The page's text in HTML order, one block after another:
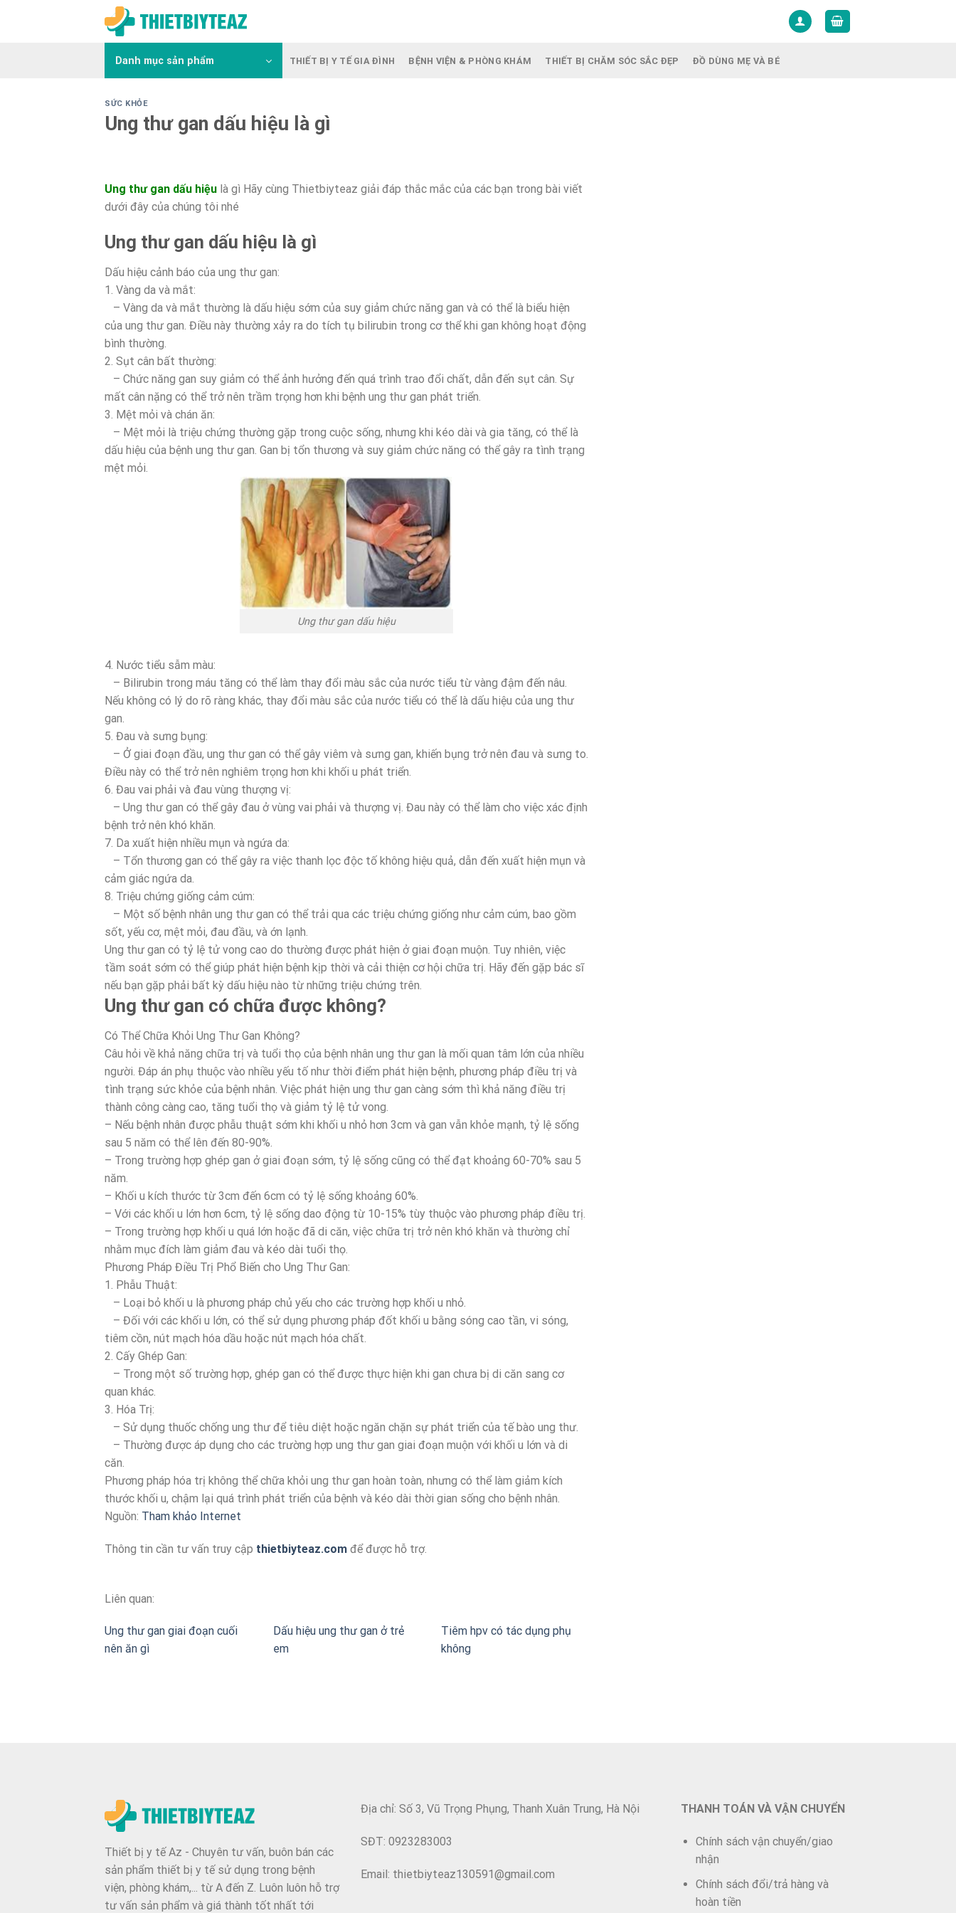
Danh mục sản phẩm THIẾT BỊ Y TẾ GIA ĐÌNH BỆNH VIỆN & PHÒNG KHÁM THIẾT BỊ CHĂM SÓC SẮC ĐẸP ĐỒ DÙNG MẸ VÀ BÉ
SỨC KHỎE
Ung thư gan dấu hiệu là gì
Ung thư gan dấu hiệu là gì Hãy cùng Thietbiyteaz giải đáp thắc mắc của các bạn trong bài viết
dưới đây của chúng tôi nhé
Ung thư gan dấu hiệu là gì
Dấu hiệu cảnh báo của ung thư gan:
1. Vàng da và mắt:
– Vàng da và mắt thường là dấu hiệu sớm của suy giảm chức năng gan và có thể là biểu hiện
của ung thư gan. Điều này thường xảy ra do tích tụ bilirubin trong cơ thể khi gan không hoạt động
bình thường.
2. Sụt cân bất thường:
– Chức năng gan suy giảm có thể ảnh hưởng đến quá trình trao đổi chất, dẫn đến sụt cân. Sự
mất cân nặng có thể trở nên trầm trọng hơn khi bệnh ung thư gan phát triển.
3. Mệt mỏi và chán ăn:
– Mệt mỏi là triệu chứng thường gặp trong cuộc sống, nhưng khi kéo dài và gia tăng, có thể là
dấu hiệu của bệnh ung thư gan. Gan bị tổn thương và suy giảm chức năng có thể gây ra tình trạng
mệt mỏi.
Ung thư gan dấu hiệu
4. Nước tiểu sẫm màu:
– Bilirubin trong máu tăng có thể làm thay đổi màu sắc của nước tiểu từ vàng đậm đến nâu.
Nếu không có lý do rõ ràng khác, thay đổi màu sắc của nước tiểu có thể là dấu hiệu của ung thư
gan.
5. Đau và sưng bụng:
– Ở giai đoạn đầu, ung thư gan có thể gây viêm và sưng gan, khiến bụng trở nên đau và sưng to.
Điều này có thể trở nên nghiêm trọng hơn khi khối u phát triển.
6. Đau vai phải và đau vùng thượng vị:
– Ung thư gan có thể gây đau ở vùng vai phải và thượng vị. Đau này có thể làm cho việc xác định
bệnh trở nên khó khăn.
7. Da xuất hiện nhiều mụn và ngứa da:
– Tổn thương gan có thể gây ra việc thanh lọc độc tố không hiệu quả, dẫn đến xuất hiện mụn và
cảm giác ngứa da.
8. Triệu chứng giống cảm cúm:
– Một số bệnh nhân ung thư gan có thể trải qua các triệu chứng giống như cảm cúm, bao gồm
sốt, yếu cơ, mệt mỏi, đau đầu, và ớn lạnh.
Ung thư gan có tỷ lệ tử vong cao do thường được phát hiện ở giai đoạn muộn. Tuy nhiên, việc
tầm soát sớm có thể giúp phát hiện bệnh kịp thời và cải thiện cơ hội chữa trị. Hãy đến gặp bác sĩ
nếu bạn gặp phải bất kỳ dấu hiệu nào từ những triệu chứng trên.
Ung thư gan có chữa được không?
Có Thể Chữa Khỏi Ung Thư Gan Không?
Câu hỏi về khả năng chữa trị và tuổi thọ của bệnh nhân ung thư gan là mối quan tâm lớn của nhiều
người. Đáp án phụ thuộc vào nhiều yếu tố như thời điểm phát hiện bệnh, phương pháp điều trị và
tình trạng sức khỏe của bệnh nhân. Việc phát hiện ung thư gan càng sớm thì khả năng điều trị
thành công càng cao, tăng tuổi thọ và giảm tỷ lệ tử vong.
– Nếu bệnh nhân được phẫu thuật sớm khi khối u nhỏ hơn 3cm và gan vẫn khỏe mạnh, tỷ lệ sống
sau 5 năm có thể lên đến 80-90%.
– Trong trường hợp ghép gan ở giai đoạn sớm, tỷ lệ sống cũng có thể đạt khoảng 60-70% sau 5
năm.
– Khối u kích thước từ 3cm đến 6cm có tỷ lệ sống khoảng 60%.
– Với các khối u lớn hơn 6cm, tỷ lệ sống dao động từ 10-15% tùy thuộc vào phương pháp điều trị.
– Trong trường hợp khối u quá lớn hoặc đã di căn, việc chữa trị trở nên khó khăn và thường chỉ
nhằm mục đích làm giảm đau và kéo dài tuổi thọ.
Phương Pháp Điều Trị Phổ Biến cho Ung Thư Gan:
1. Phẫu Thuật:
– Loại bỏ khối u là phương pháp chủ yếu cho các trường hợp khối u nhỏ.
– Đối với các khối u lớn, có thể sử dụng phương pháp đốt khối u bằng sóng cao tần, vi sóng,
tiêm cồn, nút mạch hóa dầu hoặc nút mạch hóa chất.
2. Cấy Ghép Gan:
– Trong một số trường hợp, ghép gan có thể được thực hiện khi gan chưa bị di căn sang cơ
quan khác.
3. Hóa Trị:
– Sử dụng thuốc chống ung thư để tiêu diệt hoặc ngăn chặn sự phát triển của tế bào ung thư.
– Thường được áp dụng cho các trường hợp ung thư gan giai đoạn muộn với khối u lớn và di
căn.
Phương pháp hóa trị không thể chữa khỏi ung thư gan hoàn toàn, nhưng có thể làm giảm kích
thước khối u, chậm lại quá trình phát triển của bệnh và kéo dài thời gian sống cho bệnh nhân.
Nguồn: Tham khảo Internet
Thông tin cần tư vấn truy cập thietbiyteaz.com để được hỗ trợ.
Liên quan:
Ung thư gan giai đoạn cuối
nên ăn gì
Dấu hiệu ung thư gan ở trẻ
em
Tiêm hpv có tác dụng phụ
không
Thiết bị y tế Az - Chuyên tư vấn, buôn bán các
sản phẩm thiết bị y tế sử dụng trong bệnh
viện, phòng khám,... từ A đến Z. Luôn luôn hỗ trợ
tư vấn sản phẩm và giá thành tốt nhất tới
Địa chỉ: Số 3, Vũ Trọng Phụng, Thanh Xuân Trung, Hà Nội
SĐT: 0923283003
Email: thietbiyteaz130591@gmail.com
THANH TOÁN VÀ VẬN CHUYỂN
Chính sách vận chuyển/giao
nhận
Chính sách đổi/trả hàng và
hoàn tiền